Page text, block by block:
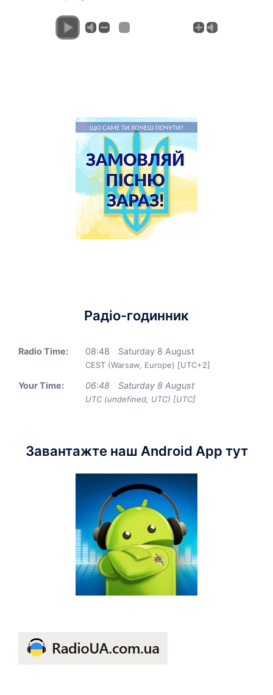
Радіо-годинник
Radio Time: 08:48 Saturday 8 August
CEST (Warsaw, Europe) [UTC+2]
Your Time: 06:48 Saturday 8 August
UTC (undefined, UTC) [UTC]
Завантажте наш Android App тут